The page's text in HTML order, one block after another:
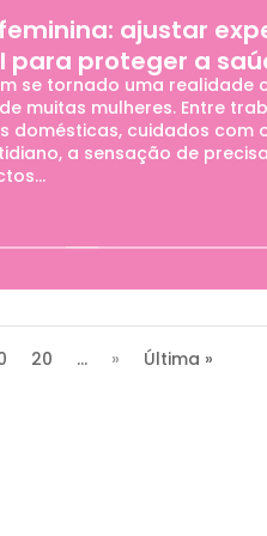
ajustar
para proteger a
se tornado uma realidade
muitas mulheres. Entre
domésticas, cuidados com
a sensação de
20 ... » Última »